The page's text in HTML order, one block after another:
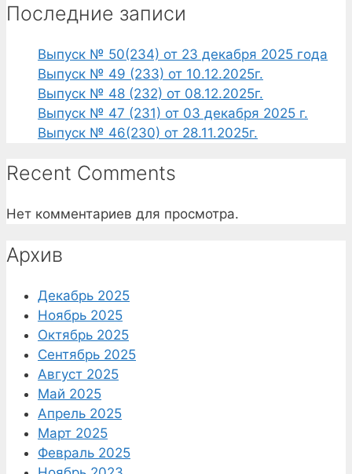
Последние записи
Выпуск № 50(234) от 23 декабря 2025 года
Выпуск № 49 (233) от 10.12.2025г.
Выпуск № 48 (232) от 08.12.2025г.
Выпуск № 47 (231) от 03 декабря 2025 г.
Выпуск № 46(230) от 28.11.2025г.
Recent Comments
Нет комментариев для просмотра.
Архив
Декабрь 2025
Ноябрь 2025
Октябрь 2025
Сентябрь 2025
Август 2025
Май 2025
Апрель 2025
Март 2025
Февраль 2025